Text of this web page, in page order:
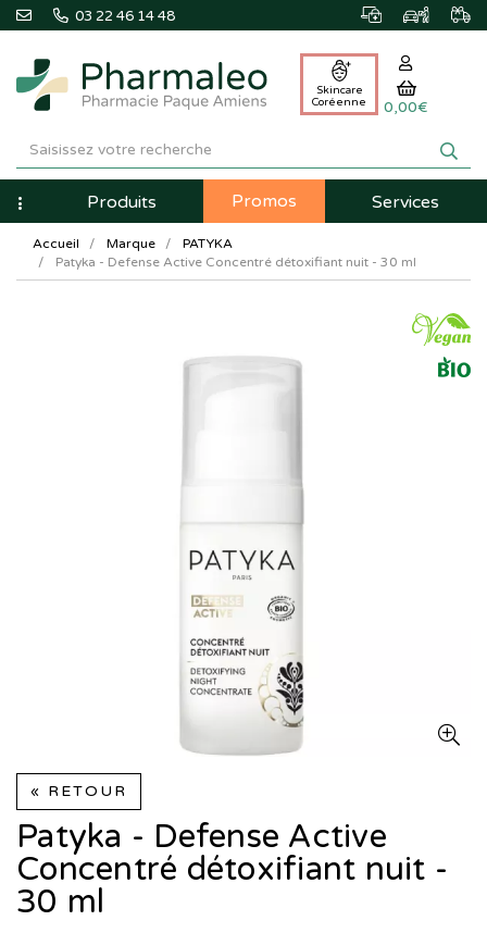
03 22 46 14 48
Pharmaleo
Pharmacie
Paque
Amiens
Skincare
Coréenne
0,00€
NavigationProduits Promos Services
Accueil Marque
PATYKA
Patyka - Defense Active Concentré détoxifiant nuit - 30 ml
« RETOUR
Patyka - Defense Active
Concentré détoxifiant nuit -
30 ml